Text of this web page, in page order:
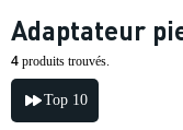
Adaptateur
4 produits trouvés.
Top 10